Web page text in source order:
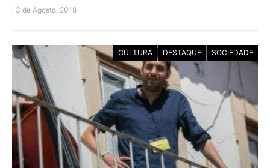
13 de Agosto, 2018
CULTURA DESTAQUE SOCIEDADE